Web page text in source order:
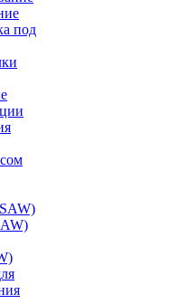
под